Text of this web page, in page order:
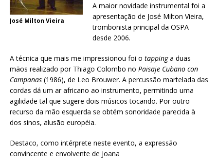
José Milton Vieira
A maior novidade instrumental foi a
apresentação de José Milton Vieira,
trombonista principal da OSPA
desde 2006.
A técnica que mais me impressionou foi o tappinga duas
mãos realizado por Thiago Colombo no Paisaje Cubano con
Campanas (1986), de Leo Brouwer. A percussão martelada das
cordas dá um ar africano ao instrumento, permitindo uma
agilidade tal que sugere dois músicos tocando. Por outro
recurso da mão esquerda se obtém sonoridade parecida à
dos sinos, alusão européia.
Destaco, como intérprete neste evento, a expressão
convincente e envolvente de Joana